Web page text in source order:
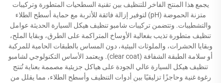
يجمع هذا المنتج الفاخر للتنظيف بين تقنية السطحيات المتطورة وتركيبات
متزنة الحموضة (pH) لتوفير إزالة فائقة للأتربة مع حماية أسطح الطلاء
والتشطيبات. وتتضمن تركيبات شامبو تنظيف هيكل السيارة الحديثة عوامل
تنظيف متطورة تذيب بفعالية الأوساخ المتراكمة على الطرق، وبقايا الملح،
وبقايا الحشرات، والملوثات البيئية، دون المساس بالطبقات الحامية للمركبة
أو سلامة الطبقة الشفافة (clear coat). ويعتمد الأساس التكنولوجي لشامبو
تنظيف هيكل السيارة عالي الجودة على هياكل جزيئية مصممة بعناية تُنتج
رغوة غنية وحاجزًا تزليقيًا بين أدوات التنظيف وأسطح الطلاء، مما يقلل من